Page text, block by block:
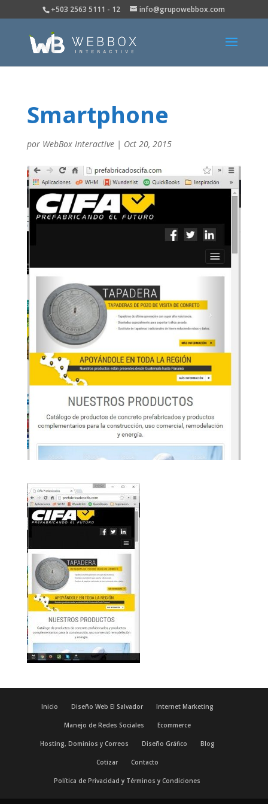
+503 2563 5111 - 12 info@grupowebbox.com
Smartphone
por WebBox Interactive| Oct 20, 2015
Inicio Diseño Web El Salvador Internet Marketing
Manejo de Redes Sociales Ecommerce
Hosting, Dominios y Correos Diseño Gráfico Blog
Cotizar Contacto
Política de Privacidad y Términos y Condiciones